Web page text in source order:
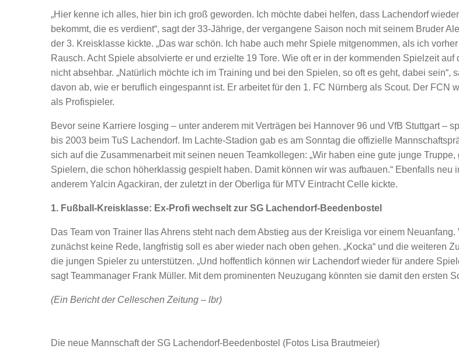
„Hier kenne ich alles, hier bin ich groß geworden. Ich möchte dabei helfen, dass Lachendorf
bekommt, die es verdient“, sagt der 33-Jährige, der vergangene Saison noch mit seinem Bruder
der 3. Kreisklasse kickte. „Das war schön. Ich habe auch mehr Spiele mitgenommen, als ich
Rausch. Acht Spiele absolvierte er und erzielte 19 Tore. Wie oft er in der kommenden Spielzeit auf
nicht absehbar. „Natürlich möchte ich im Training und bei den Spielen, so oft es geht, dabei sein“,
davon ab, wie er beruflich eingespannt ist. Er arbeitet für den 1. FC Nürnberg als Scout. Der FCN
als Profispieler.
Bevor seine Karriere losging – unter anderem mit Verträgen bei Hannover 96 und VfB Stuttgart –
bis 2003 beim TuS Lachendorf. Im Lachte-Stadion gab es am Sonntag die offizielle
sich auf die Zusammenarbeit mit seinen neuen Teamkollegen: „Wir haben eine gute junge
Spielern, die schon höherklassig gespielt haben. Damit können wir was aufbauen.“ Ebenfalls neu
anderem Yalcin Agackiran, der zuletzt in der Oberliga für MTV Eintracht Celle kickte.
1. Fußball-Kreisklasse: Ex-Profi wechselt zur SG Lachendorf-Beedenbostel
Das Team von Trainer Ilas Ahrens steht nach dem Abstieg aus der Kreisliga vor einem Neuanfang.
zunächst keine Rede, langfristig soll es aber wieder nach oben gehen. „Kocka“ und die weiteren
die jungen Spieler zu unterstützen. „Und hoffentlich können wir Lachendorf wieder für andere
sagt Teammanager Frank Müller. Mit dem prominenten Neuzugang könnten sie damit den ersten
(Ein Bericht der Celleschen Zeitung – lbr)
Die neue Mannschaft der SG Lachendorf-Beedenbostel (Fotos Lisa Brautmeier)